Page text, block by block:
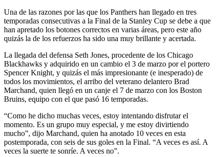
Una de las razones por las que los Panthers han llegado en tres
temporadas consecutivas a la Final de la Stanley Cup se debe a que
han apretado los botones correctos en varias áreas, pero este año
quizás la de los refuerzos ha sido una muy brillante y acertada.
La llegada del defensa Seth Jones, procedente de los Chicago
Blackhawks y adquirido en un cambio el 3 de marzo por el portero
Spencer Knight, y quizás el más impresionante (e inesperado) de
todos los movimientos, el arribo del veterano delantero Brad
Marchand, quien llegó en un canje el 7 de marzo con los Boston
Bruins, equipo con el que pasó 16 temporadas.
“Como he dicho muchas veces, estoy intentando disfrutar el
momento. Es un grupo muy especial, y me estoy divirtiendo
mucho”, dijo Marchand, quien ha anotado 10 veces en esta
postemporada, con seis de sus goles en la Final. “A veces es así. A
veces la suerte te sonríe. A veces no”.